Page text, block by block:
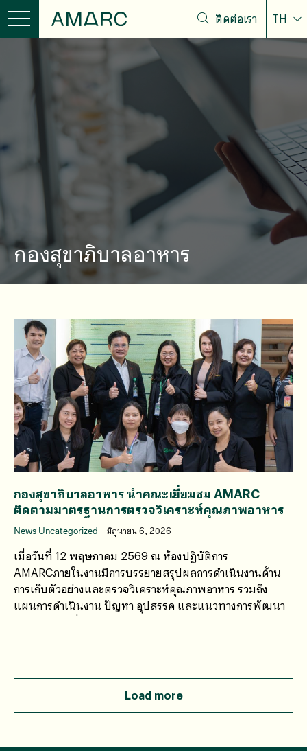
ติดต่อเรา TH
กองสุขาภิบาลอาหาร
กองสุขาภิบาลอาหาร นำคณะเยี่ยมชม AMARC
ติดตามมาตรฐานการตรวจวิเคราะห์คุณภาพอาหาร
News Uncategorized มิถุนายน 6, 2026
เมื่อวันที่ 12 พฤษภาคม 2569 ณ ห้องปฏิบัติการ
AMARCภายในงานมีการบรรยายสรุปผลการดำเนินงานด้าน
การเก็บตัวอย่างและตรวจวิเคราะห์คุณภาพอาหาร รวมถึง
แผนการดำเนินงาน ปัญหา อุปสรรค และแนวทางการพัฒนา
งานร่วมกัน เพื่อยกระดับมาตรฐานด้านความปลอดภัยอาหาร
Load more